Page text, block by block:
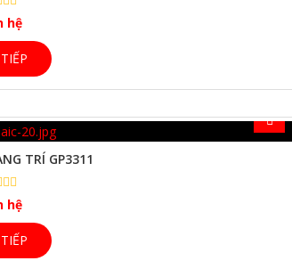
hệ
TRÍ GP3311
hệ